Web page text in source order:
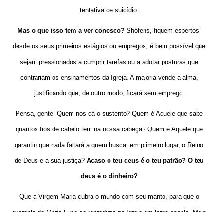
tentativa de suicídio.
Mas o que isso tem a ver conosco?Shófens, fiquem espertos:
desde os seus primeiros estágios ou empregos, é bem possível que
sejam pressionados a cumprir tarefas ou a adotar posturas que
contrariam os ensinamentos da Igreja. A maioria vende a alma,
justificando que, de outro modo, ficará sem emprego.
Pensa, gente! Quem nos dá o sustento? Quem é Aquele que sabe
quantos fios de cabelo têm na nossa cabeça? Quem é Aquele que
garantiu que nada faltará a quem busca, em primeiro lugar, o Reino
de Deus e a sua justiça? Acaso o teu deus é o teu patrão? O teu
deus é o dinheiro?
Que a Virgem Maria cubra o mundo com seu manto, para que o